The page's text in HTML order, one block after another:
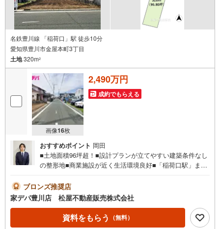
名鉄豊川線 「稲荷口」駅 徒歩10分
愛知県豊川市金屋本町3丁目
土地320m2
画像16枚
2,490万円
成約でもらえる
おすすめポイント 岡田
■土地面積96坪超！■設計プランが立てやすい建築条件なし
の整形地■商業施設が近く生活環境良好■「稲荷口駅」まで
地・多彩なプランが可能な整形地・お買い物施設が近く生
活に便利●家デパ 松屋不動産販売 のつよみ●・豊橋市・豊
川市・知立市・浜松市の4店舗営業中！三河エリア・遠州エ
リアの物件ならおまかせください。新築戸建、中古戸建、
中古マンション、土地をお客様のご希望に合わせてご提案
ブロンズ推奨店
家デパ豊川店 松屋不動産販売株式会社
資料をもらう （無料）